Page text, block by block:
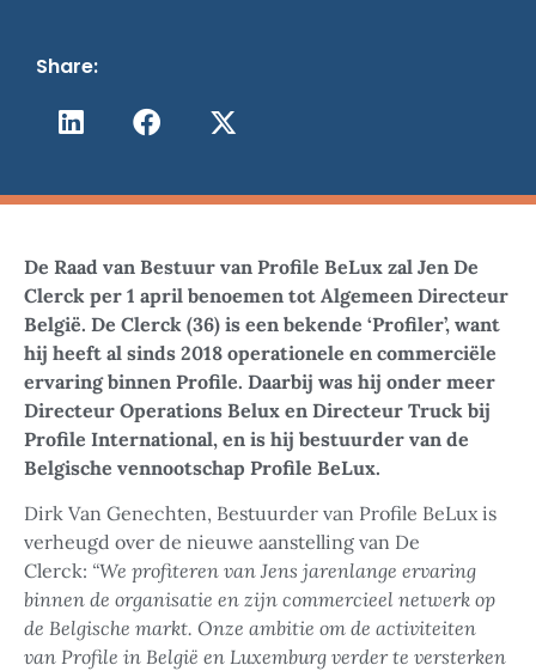
Share:
De Raad van Bestuur van Profile BeLux zal Jen De
Clerck per 1 april benoemen tot Algemeen Directeur
België. De Clerck (36) is een bekende ‘Profiler’, want
hij heeft al sinds 2018 operationele en commerciële
ervaring binnen Profile. Daarbij was hij onder meer
Directeur Operations Belux en Directeur Truck bij
Profile International, en is hij bestuurder van de
Belgische vennootschap Profile BeLux.
Dirk Van Genechten, Bestuurder van Profile BeLux is
verheugd over de nieuwe aanstelling van De
Clerck: “We profiteren van Jens jarenlange ervaring
binnen de organisatie en zijn commercieel netwerk op
de Belgische markt. Onze ambitie om de activiteiten
van Profile in België en Luxemburg verder te versterken